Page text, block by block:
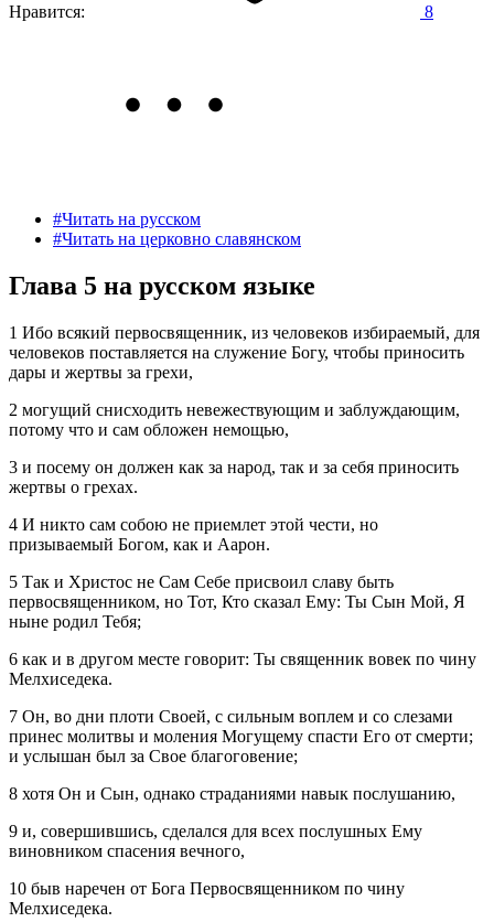
Нравится: 8
#Читать на русском
#Читать на церковно славянском
Глава 5 на русском языке
1 Ибо всякий первосвященник, из человеков избираемый, для
человеков поставляется на служение Богу, чтобы приносить
дары и жертвы за грехи,
2 могущий снисходить невежествующим и заблуждающим,
потому что и сам обложен немощью,
3 и посему он должен как за народ, так и за себя приносить
жертвы о грехах.
4 И никто сам собою не приемлет этой чести, но
призываемый Богом, как и Аарон.
5 Так и Христос не Сам Себе присвоил славу быть
первосвященником, но Тот, Кто сказал Ему: Ты Сын Мой, Я
ныне родил Тебя;
6 как и в другом месте говорит: Ты священник вовек по чину
Мелхиседека.
7 Он, во дни плоти Своей, с сильным воплем и со слезами
принес молитвы и моления Могущему спасти Его от смерти;
и услышан был за Свое благоговение;
8 хотя Он и Сын, однако страданиями навык послушанию,
9 и, совершившись, сделался для всех послушных Ему
виновником спасения вечного,
10 быв наречен от Бога Первосвященником по чину
Мелхиседека.